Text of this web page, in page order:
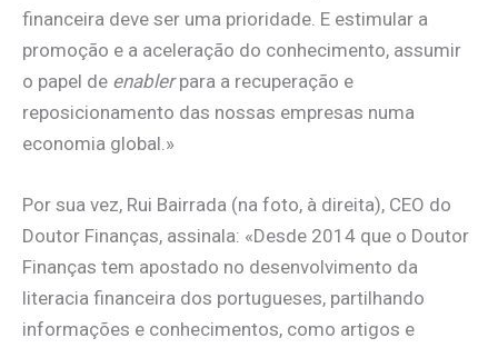
financeira deve ser uma prioridade. E estimular a
promoção e a aceleração do conhecimento, assumir
o papel de enablerpara a recuperação e
reposicionamento das nossas empresas numa
economia global.»
Por sua vez, Rui Bairrada (na foto, à direita), CEO do
Doutor Finanças, assinala: «Desde 2014 que o Doutor
Finanças tem apostado no desenvolvimento da
literacia financeira dos portugueses, partilhando
informações e conhecimentos, como artigos e